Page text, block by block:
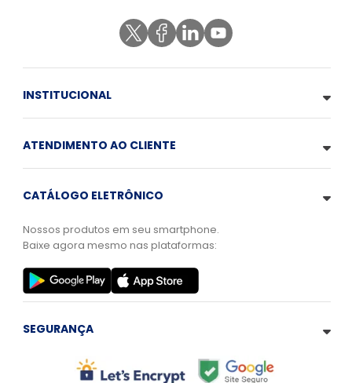
INSTITUCIONAL
ATENDIMENTO AO CLIENTE
CATÁLOGO ELETRÔNICO
Nossos produtos em seu smartphone.
Baixe agora mesmo nas plataformas:
SEGURANÇA